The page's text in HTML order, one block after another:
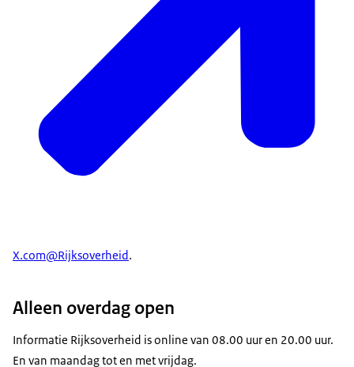
X.com@Rijksoverheid.
Alleen overdag open
Informatie Rijksoverheid is online van 08.00 uur en 20.00 uur.
En van maandag tot en met vrijdag.